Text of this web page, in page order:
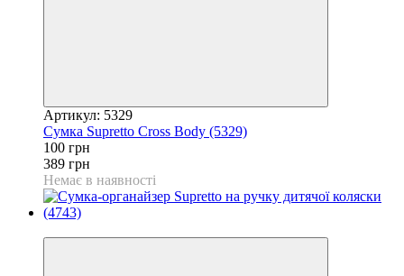
Артикул: 5329
Сумка Supretto Cross Body (5329)
100 грн
389 грн
Немає в наявності